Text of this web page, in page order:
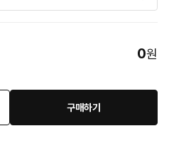
0원
구매하기